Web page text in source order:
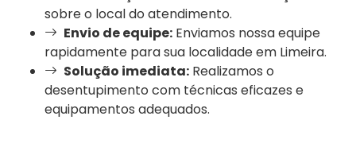
sobre o local do atendimento.
Envio de equipe: Enviamos nossa equipe
rapidamente para sua localidade em Limeira.
Solução imediata: Realizamos o
desentupimento com técnicas eficazes e
equipamentos adequados.